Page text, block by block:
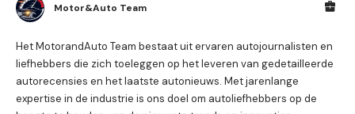
Motor&Auto Team
Het MotorandAuto Team bestaat uit ervaren autojournalisten en
liefhebbers die zich toeleggen op het leveren van gedetailleerde
autorecensies en het laatste autonieuws. Met jarenlange
expertise in de industrie is ons doel om autoliefhebbers op de